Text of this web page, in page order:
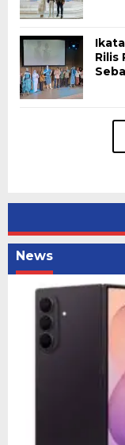
Rilis
News